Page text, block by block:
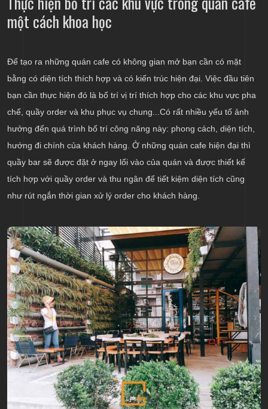
một cách khoa học
Để tạo ra những quán cafe có không gian mở bạn cần có mặt
bằng có diện tích thích hợp và có kiến trúc hiện đại. Việc đầu tiên
bạn cần thực hiện đó là bố trí vị trí thích hợp cho các khu vực pha
chế, quầy order và khu phục vụ chung...Có rất nhiều yếu tố ảnh
hưởng đến quá trình bố trí công năng này: phong cách, diện tích,
hướng đi chính của khách hàng. Ở những quán cafe hiện đại thì
quầy bar sẽ được đặt ở ngay lối vào của quán và được thiết kế
tích hợp với quầy order và thu ngân để tiết kiệm diện tích cũng
như rút ngắn thời gian xử lý order cho khách hàng.